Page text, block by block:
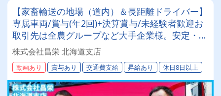
【家畜輸送の地場（道内）＆長距離ドライバー】
専属車両/賞与(年2回)+決算賞与/未経験者歓迎お
取引先は全農グループなど大手企業様。安定・安
心の待遇です☆当社独自の待遇☆燃費ランキング
上位14位には毎月最大4万円～4000円支給♪
株式会社昌栄 北海道支店
動画あり 賞与あり 交通費支給 昇給あり 休日8日以上